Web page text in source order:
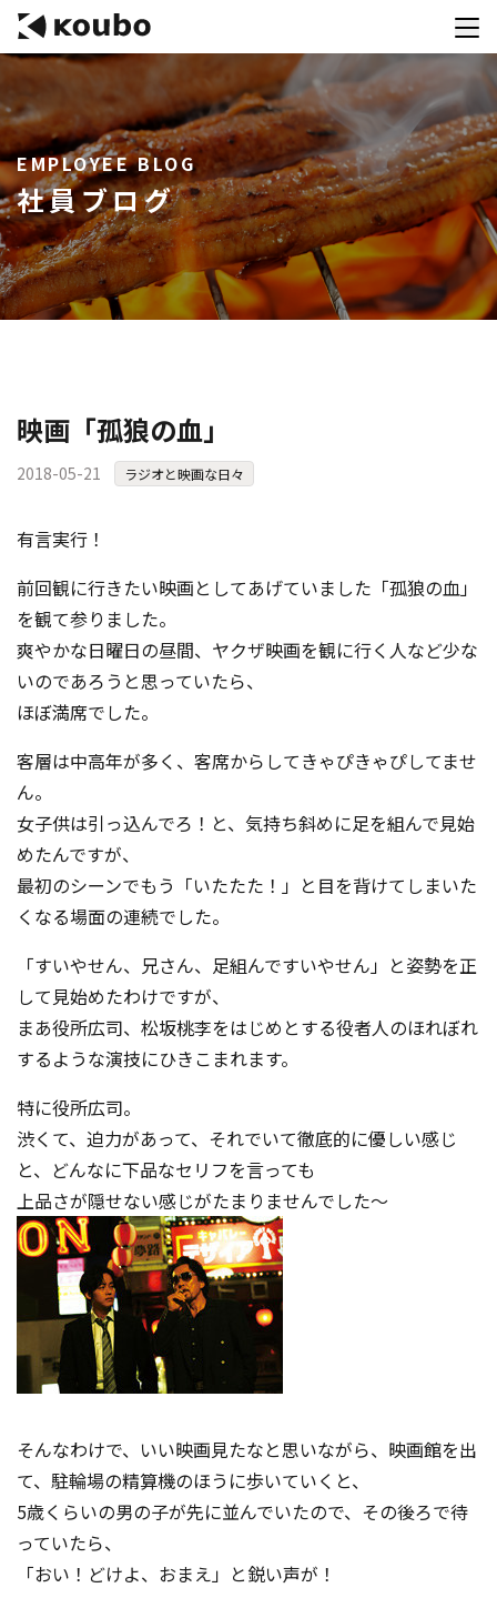
サービス
会社案内
実績紹介
採用情報
資料ダウンロード
コンテストを主催される方へ
公募運営SaaS 「Kouboプランナー」
事務局アウトソーシング
マーケットデータ
コンテスト情報及びプレゼン
ト情報を「Koubo」に無料で
紹介させていただきます
掲載内容のご確認はこちら
ログイン
EMPLOYEE BLOG
社員ブログ
映画「孤狼の血」
2018-05-21 ラジオと映画な日々
有言実行！
前回観に行きたい映画としてあげていました「孤狼の血」
を観て参りました。
爽やかな日曜日の昼間、ヤクザ映画を観に行く人など少な
いのであろうと思っていたら、
ほぼ満席でした。
客層は中高年が多く、客席からしてきゃぴきゃぴしてませ
ん。
女子供は引っ込んでろ！と、気持ち斜めに足を組んで見始
めたんですが、
最初のシーンでもう「いたたた！」と目を背けてしまいた
くなる場面の連続でした。
「すいやせん、兄さん、足組んですいやせん」と姿勢を正
して見始めたわけですが、
まあ役所広司、松坂桃李をはじめとする役者人のほれぼれ
するような演技にひきこまれます。
特に役所広司。
渋くて、迫力があって、それでいて徹底的に優しい感じ
と、どんなに下品なセリフを言っても
上品さが隠せない感じがたまりませんでした～
そんなわけで、いい映画見たなと思いながら、映画館を出
て、駐輪場の精算機のほうに歩いていくと、
5歳くらいの男の子が先に並んでいたので、その後ろで待
っていたら、
「おい！どけよ、おまえ」と鋭い声が！